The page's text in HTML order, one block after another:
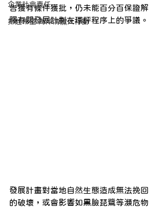
企業社會責任
拾起希望 海岸清潔大行動
告獲有條件獲批，仍未能百分百保證解
釋有關發展計劃在環評程序上的爭議。
發展計畫對當地自然生態造成無法挽回
的破壞，或會影響如黑臉琵鷺等瀕危物